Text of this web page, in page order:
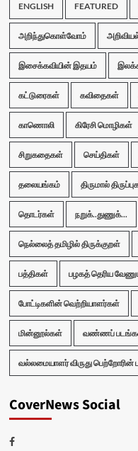
ENGLISH FEATURED
அறிந்துகொள்வோம்
இசைக்கவியின் இதயம்
கட்டுரைகள் கவிதைகள்
காணொலி கிரேசி மொழிகள்
சிறுகதைகள் செய்திகள்
தலையங்கம் திருமால்
தொடர்கள் நறுக்..துணுக்...
நெல்லைத் தமிழில் திருக்குறள்
பத்திகள் பழகத் தெரிய
போட்டிகளின் வெற்றியாளர்கள்
மின்னூல்கள் வண்ணப்
வல்லமையாளர் விருது பெற்றோரின்
CoverNews Social
Facebook